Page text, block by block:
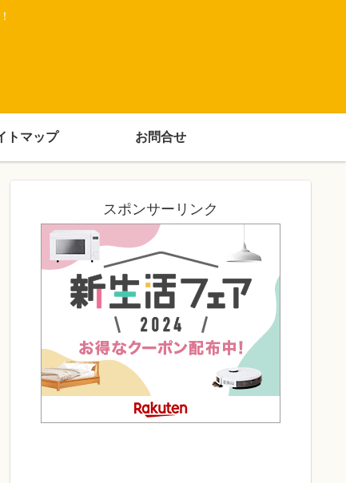
トマップ お問合せ
スポンサーリンク